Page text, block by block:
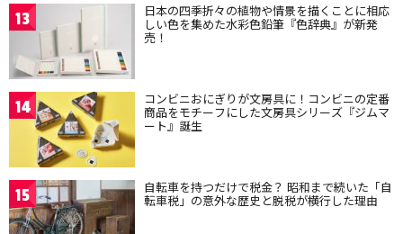
13 日本の四季折々の植物や情景を描くことに相応
しい色を集めた水彩色鉛筆『色辞典』が新発
売！
14 コンビニおにぎりが文房具に！コンビニの定番
商品をモチーフにした文房具シリーズ『ジムマ
ート』誕生
15 自転車を持つだけで税金？ 昭和まで続いた「自
転車税」の意外な歴史と脱税が横行した理由